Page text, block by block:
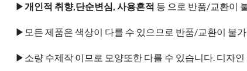
▶개인적 취향,단순변심, 사용흔적 등 으로 반품/교환이
▶모든 제품은 색상이 다를 수 있으므로 반품/교환이 불
▶소량 수제작 이므로 모양또한 다를 수 있습니다. 디자인